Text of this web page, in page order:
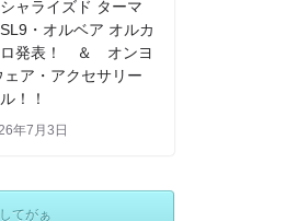
ャライズド ターマ
・オルベア オルカ
ロ発表！ ＆ オンヨ
ェア・アクセサリー
！！
年7月3日
てがぁ